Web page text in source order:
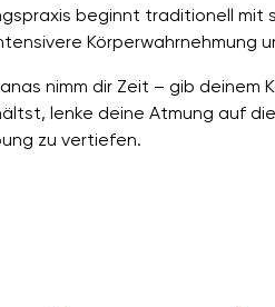
beginnt traditionell mit
Körperwahrnehmung
nimm dir Zeit – gib
lenke deine Atmung auf
zu vertiefen.